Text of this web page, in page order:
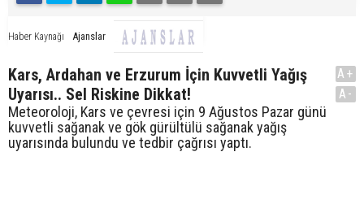
Haber Kaynağı Ajanslar
Kars, Ardahan ve Erzurum İçin Kuvvetli Yağış
Uyarısı.. Sel Riskine Dikkat!
Meteoroloji, Kars ve çevresi için 9 Ağustos Pazar günü
kuvvetli sağanak ve gök gürültülü sağanak yağış
uyarısında bulundu ve tedbir çağrısı yaptı.
A+
A-